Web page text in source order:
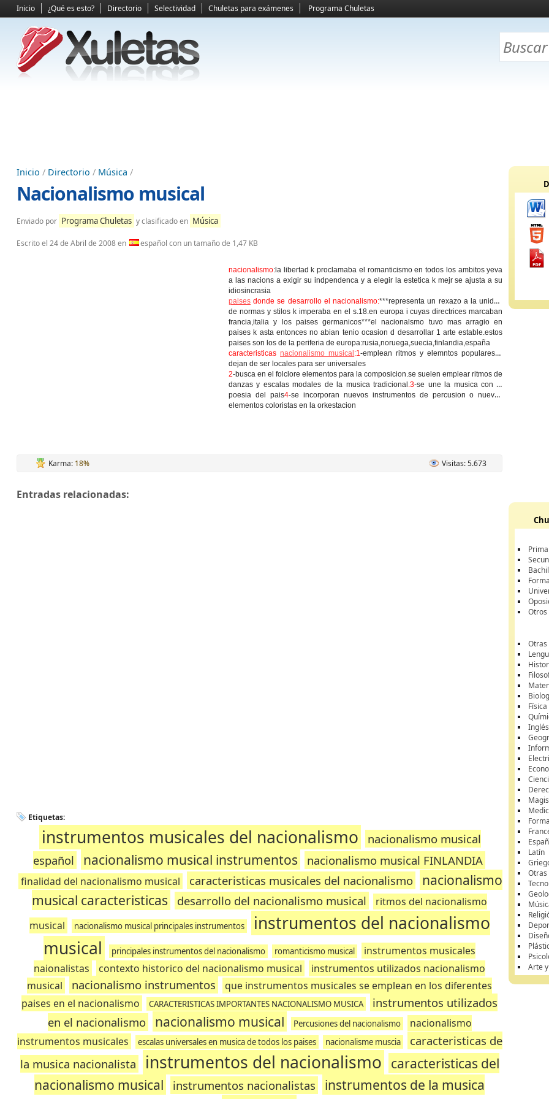
Inicio ¿Qué es esto? Directorio Selectividad Chuletas para exámenes Programa Chuletas
Inicio / Directorio / Música /
Nacionalismo musical
Enviado por Programa Chuletas y clasificado en Música
Escrito el 24 de Abril de 2008en español con un tamaño de 1,47 KB
nacionalismo:la libertad k proclamaba el romanticismo en todos los ambitos yeva
a las nacions a exigir su indpendenca y a elegir la estetica k mejr se ajusta a su
idiosincrasia
paises donde se desarrollo el nacionalismo:***representa un rexazo a la unidad
de normas y stilos k imperaba en el s.18.en europa i cuyas directrices marcaban
francia,italia y los paises germanicos***el nacionalsmo tuvo mas arragio en
paises k asta entonces no abian tenio ocasion d desarrollar 1 arte estable.estos
paises son los de la periferia de europa:rusia,noruega,suecia,finlandia,españa
caracteristicasnacionalismo musical :1-emplean ritmos y elemntos populares k
dejan de ser locales para ser universales
2-busca en el folclore elementos para la composicion.se suelen emplear ritmos de
danzas y escalas modales de la musica tradicional .3-se une la musica con la
poesia del pais4-se incorporan nuevos instrumentos de percusion o nuevos
elementos coloristas en la orkestacion
Karma: 18% Visitas: 5.673
Entradas relacionadas:
Etiquetas:
instrumentos musicales del nacionalismo
nacionalismo musical
español
nacionalismo musical instrumentos nacionalismo musical FINLANDIA
finalidad del nacionalismo musical caracteristicas musicales del nacionalismo
nacionalismo
musical caracteristicas
desarrollo del nacionalismo musical
ritmos del nacionalismo
musical
nacionalismo musical principales instrumentos
instrumentos del nacionalismo
musical
principales instrumentos del nacionalismo romanticismo musical
instrumentos musicales
naionalistas
contexto historico del nacionalismo musical
instrumentos utilizados nacionalismo
musical
nacionalismo instrumentos
que instrumentos musicales se emplean en los diferentes
paises en el nacionalismo
CARACTERISTICAS IMPORTANTES NACIONALISMO MUSICA
instrumentos utilizados
en el nacionalismo
nacionalismo musical Percusiones del nacionalismo
nacionalismo
instrumentos musicales
escalas universales en musica de todos los paises nacionalisme muscia
caracteristicas de
la musica nacionalista
instrumentos del nacionalismo caracteristicas del
nacionalismo musical
instrumentos nacionalistas
instrumentos de la musica
Otros
Física
Inglés
Latín
Arte